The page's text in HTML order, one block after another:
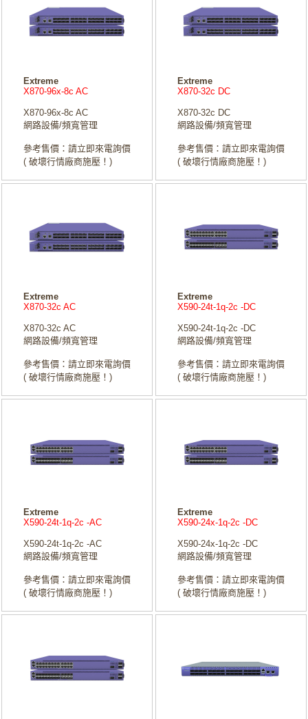
Extreme
X870-96x-8c AC
X870-96x-8c AC
網路設備/頻寬管理
參考售價：請立即來電詢價
( 破壞行情廠商施壓！)
Extreme
X870-32c DC
X870-32c DC
網路設備/頻寬管理
參考售價：請立即來電詢價
( 破壞行情廠商施壓！)
Extreme
X870-32c AC
X870-32c AC
網路設備/頻寬管理
參考售價：請立即來電詢價
( 破壞行情廠商施壓！)
Extreme
X590-24t-1q-2c -DC
X590-24t-1q-2c -DC
網路設備/頻寬管理
參考售價：請立即來電詢價
( 破壞行情廠商施壓！)
Extreme
X590-24t-1q-2c -AC
X590-24t-1q-2c -AC
網路設備/頻寬管理
參考售價：請立即來電詢價
( 破壞行情廠商施壓！)
Extreme
X590-24x-1q-2c -DC
X590-24x-1q-2c -DC
網路設備/頻寬管理
參考售價：請立即來電詢價
( 破壞行情廠商施壓！)